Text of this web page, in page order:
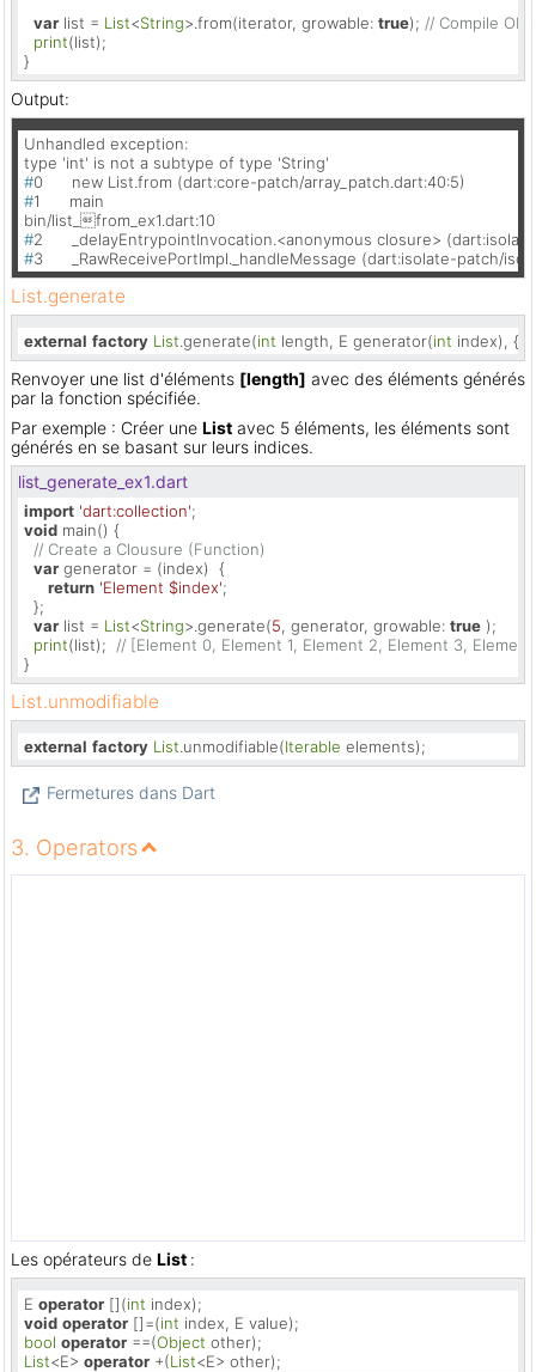
var list = List<String>.from(iterator, growable: true); // Compile
print(list);
}
Output:
Unhandled exception:
#0      new List.from (dart:core-patch/array_patch.dart:40:5)
#1      main
#2      _delayEntrypointInvocation.<anonymous closure>
#3      _RawReceivePortImpl._handleMessage (dart:isolate-patch/
List.generate
external factory List .generate(int length, E generator(int index), {
Renvoyer une list d'éléments [length] avec des éléments générés
par la fonction spécifiée.
Par exemple : Créer une List avec 5 éléments, les éléments sont
générés en se basant sur leurs indices.
list_generate_ex1.dart
import 'dart:collection'
void main() {
// Create a Clousure (Function)
var generator = (index)  {
return 'Element $index';
  };
var list = List<String>.generate(5, generator, growable: true );
print(list); // [Element 0, Element 1, Element 2, Element 3,
}
List.unmodifiable
external factory List .unmodifiable(Iterable elements);
Fermetures dans Dart
3. Operators
Les opérateurs de List :
E operator [](int
void operator []=(int
bool operator ==(Object
List<E> operator +(List<E> other);